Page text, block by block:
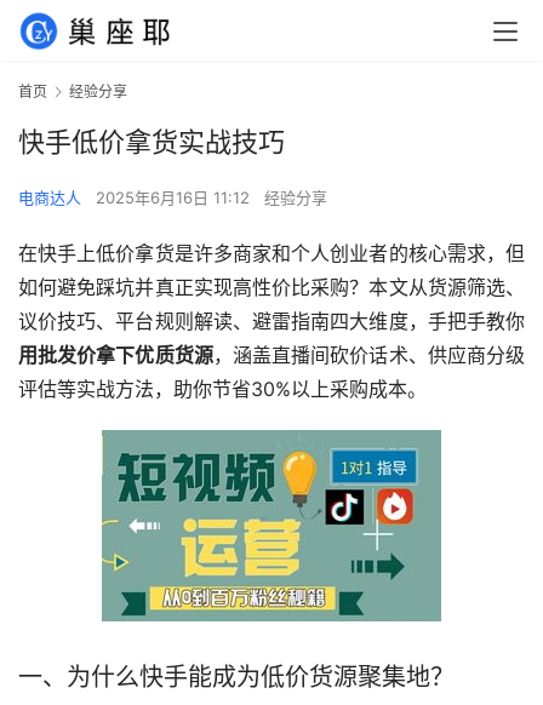
首页 经验分享
快手低价拿货实战技巧
电商达人 2025年6月16日 11:12 经验分享
在快手上低价拿货是许多商家和个人创业者的核心需求，但
如何避免踩坑并真正实现高性价比采购？本文从货源筛选、
议价技巧、平台规则解读、避雷指南四大维度，手把手教你
用批发价拿下优质货源，涵盖直播间砍价话术、供应商分级
评估等实战方法，助你节省30%以上采购成本。
一、为什么快手能成为低价货源聚集地？